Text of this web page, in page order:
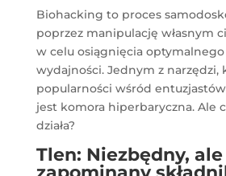
Biohacking to proces
poprzez manipulację własnym
w celu osiągnięcia
wydajności. Jednym z narzędzi,
popularności wśród
jest komora hiperbaryczna. Ale
działa?
Tlen: Niezbędny,